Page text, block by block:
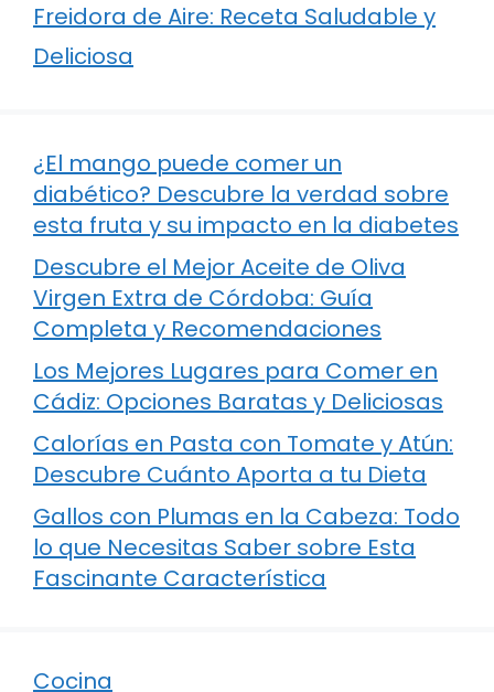
Freidora de Aire: Receta Saludable y
Deliciosa
¿El mango puede comer un
diabético? Descubre la verdad sobre
esta fruta y su impacto en la diabetes
Descubre el Mejor Aceite de Oliva
Virgen Extra de Córdoba: Guía
Completa y Recomendaciones
Los Mejores Lugares para Comer en
Cádiz: Opciones Baratas y Deliciosas
Calorías en Pasta con Tomate y Atún:
Descubre Cuánto Aporta a tu Dieta
Gallos con Plumas en la Cabeza: Todo
lo que Necesitas Saber sobre Esta
Fascinante Característica
Cocina